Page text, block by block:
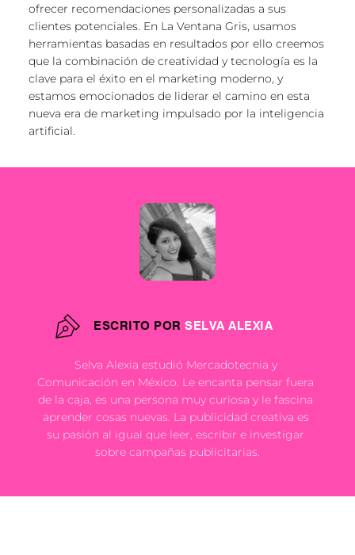
ofrecer recomendaciones personalizadas a sus
clientes potenciales. En La Ventana Gris, usamos
herramientas basadas en resultados por ello creemos
que la combinación de creatividad y tecnología es la
clave para el éxito en el marketing moderno, y
estamos emocionados de liderar el camino en esta
nueva era de marketing impulsado por la inteligencia
artificial.
ESCRITO POR SELVA ALEXIA
Selva Alexia estudió Mercadotecnia y
Comunicación en México. Le encanta pensar fuera
de la caja, es una persona muy curiosa y le fascina
aprender cosas nuevas. La publicidad creativa es
su pasión al igual que leer, escribir e investigar
sobre campañas publicitarias.